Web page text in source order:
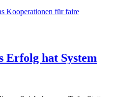
Kooperationen für faire
Erfolg hat System